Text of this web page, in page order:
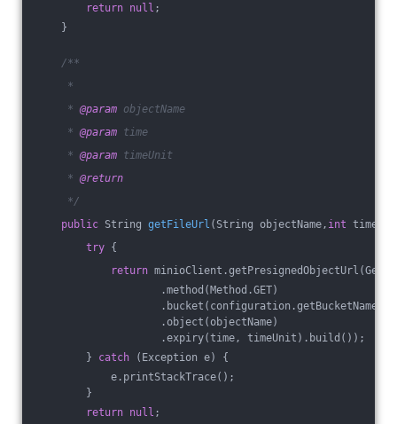
return null ;
}
/**
*
* @param objectName
* @param time
* @param timeUnit
* @return
*/
public String getFileUrl (String objectName, int time,
try {
return
.method(Method.GET)
.bucket(configuration.getBucketName())
.object(objectName)
.expiry(time, timeUnit).build());
} catch (Exception e) {
e.printStackTrace();
}
return null ;